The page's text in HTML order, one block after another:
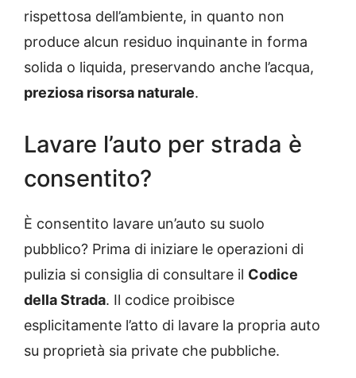
rispettosa dell’ambiente, in quanto non
produce alcun residuo inquinante in forma
solida o liquida, preservando anche l’acqua,
preziosa risorsa naturale.
Lavare l’auto per strada è
consentito?
È consentito lavare un’auto su suolo
pubblico? Prima di iniziare le operazioni di
pulizia si consiglia di consultare il Codice
della Strada. Il codice proibisce
esplicitamente l’atto di lavare la propria auto
su proprietà sia private che pubbliche.